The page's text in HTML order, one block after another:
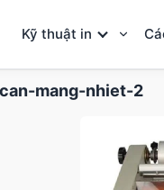
Kỹ thuật in
mang-nhiet-2